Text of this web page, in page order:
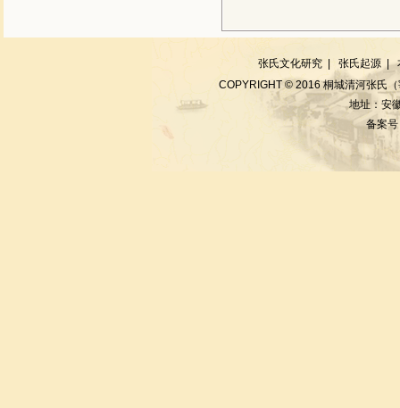
张氏文化研究 张氏起源 |
COPYRIGHT © 2016 桐城清河张氏
地址：安
备案